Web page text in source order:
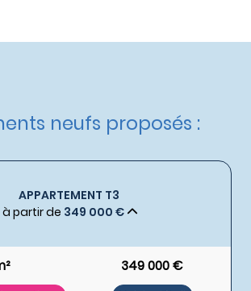
neufs proposés :
APPARTEMENT T3
à partir de 349 000 €
349 000 €